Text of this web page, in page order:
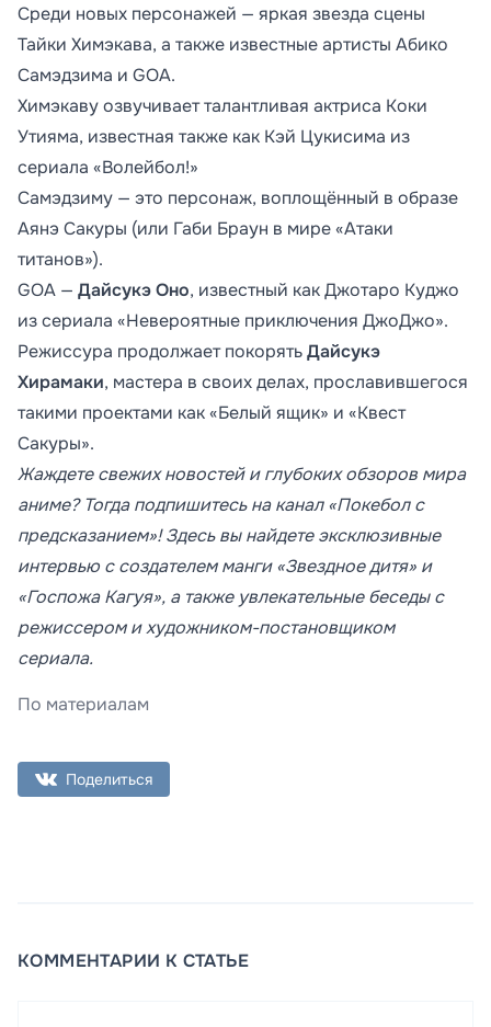
Среди новых персонажей — яркая звезда сцены
Тайки Химэкава, а также известные артисты Абико
Самэдзима и GOA.
Химэкаву озвучивает талантливая актриса Коки
Утияма, известная также как Кэй Цукисима из
сериала «Волейбол!»
Самэдзиму — это персонаж, воплощённый в образе
Аянэ Сакуры (или Габи Браун в мире «Атаки
титанов»).
GOA — Дайсукэ Оно, известный как Джотаро Куджо
из сериала «Невероятные приключения ДжоДжо».
Режиссура продолжает покорятьДайсукэ
Хирамаки, мастера в своих делах, прославившегося
такими проектами как «Белый ящик» и «Квест
Сакуры».
Жаждете свежих новостей и глубоких обзоров мира
аниме? Тогда подпишитесь на канал «Покебол с
предсказанием»! Здесь вы найдете эксклюзивные
интервью с создателем манги «Звездное дитя» и
«Госпожа Кагуя», а также увлекательные беседы с
режиссером и художником-постановщиком
сериала.
По материалам
Поделиться
КОММЕНТАРИИ К СТАТЬЕ